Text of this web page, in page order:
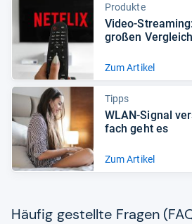
Produkte
Video-​
großen Ver­gleich
Zum Artikel
Tipps
WLAN-​Signal
fach geht es
Zum Artikel
Häu­fig gestellte Fra­gen